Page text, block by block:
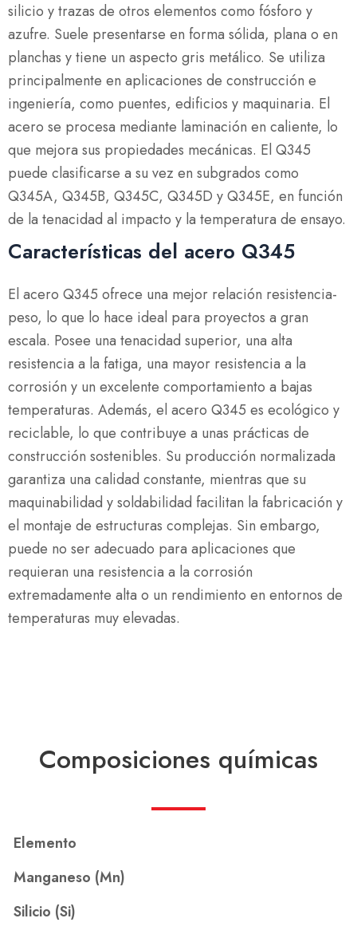
silicio y trazas de otros elementos como fósforo y
azufre. Suele presentarse en forma sólida, plana o en
planchas y tiene un aspecto gris metálico. Se utiliza
principalmente en aplicaciones de construcción e
ingeniería, como puentes, edificios y maquinaria. El
acero se procesa mediante laminación en caliente, lo
que mejora sus propiedades mecánicas. El Q345
puede clasificarse a su vez en subgrados como
Q345A, Q345B, Q345C, Q345D y Q345E, en función
de la tenacidad al impacto y la temperatura de ensayo.
Características del acero Q345
El acero Q345 ofrece una mejor relación resistencia-
peso, lo que lo hace ideal para proyectos a gran
escala. Posee una tenacidad superior, una alta
resistencia a la fatiga, una mayor resistencia a la
corrosión y un excelente comportamiento a bajas
temperaturas. Además, el acero Q345 es ecológico y
reciclable, lo que contribuye a unas prácticas de
construcción sostenibles. Su producción normalizada
garantiza una calidad constante, mientras que su
maquinabilidad y soldabilidad facilitan la fabricación y
el montaje de estructuras complejas. Sin embargo,
puede no ser adecuado para aplicaciones que
requieran una resistencia a la corrosión
extremadamente alta o un rendimiento en entornos de
temperaturas muy elevadas.
Composiciones químicas
Elemento
Manganeso (Mn)
Silicio (Si)